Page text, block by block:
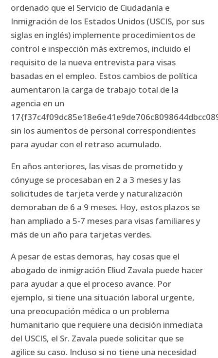
ordenado que el Servicio de Ciudadanía e
Inmigración de los Estados Unidos (USCIS, por sus
siglas en inglés) implemente procedimientos de
control e inspección más extremos, incluido el
requisito de la nueva entrevista para visas
basadas en el empleo. Estos cambios de política
aumentaron la carga de trabajo total de la
agencia en un
sin los aumentos de personal correspondientes
para ayudar con el retraso acumulado.
En años anteriores, las visas de prometido y
cónyuge se procesaban en 2 a 3 meses y las
solicitudes de tarjeta verde y naturalización
demoraban de 6 a 9 meses. Hoy, estos plazos se
han ampliado a 5-7 meses para visas familiares y
más de un año para tarjetas verdes.
A pesar de estas demoras, hay cosas que el
abogado de inmigración Eliud Zavala puede hacer
para ayudar a que el proceso avance. Por
ejemplo, si tiene una situación laboral urgente,
una preocupación médica o un problema
humanitario que requiere una decisión inmediata
del USCIS, el Sr. Zavala puede solicitar que se
agilice su caso. Incluso si no tiene una necesidad